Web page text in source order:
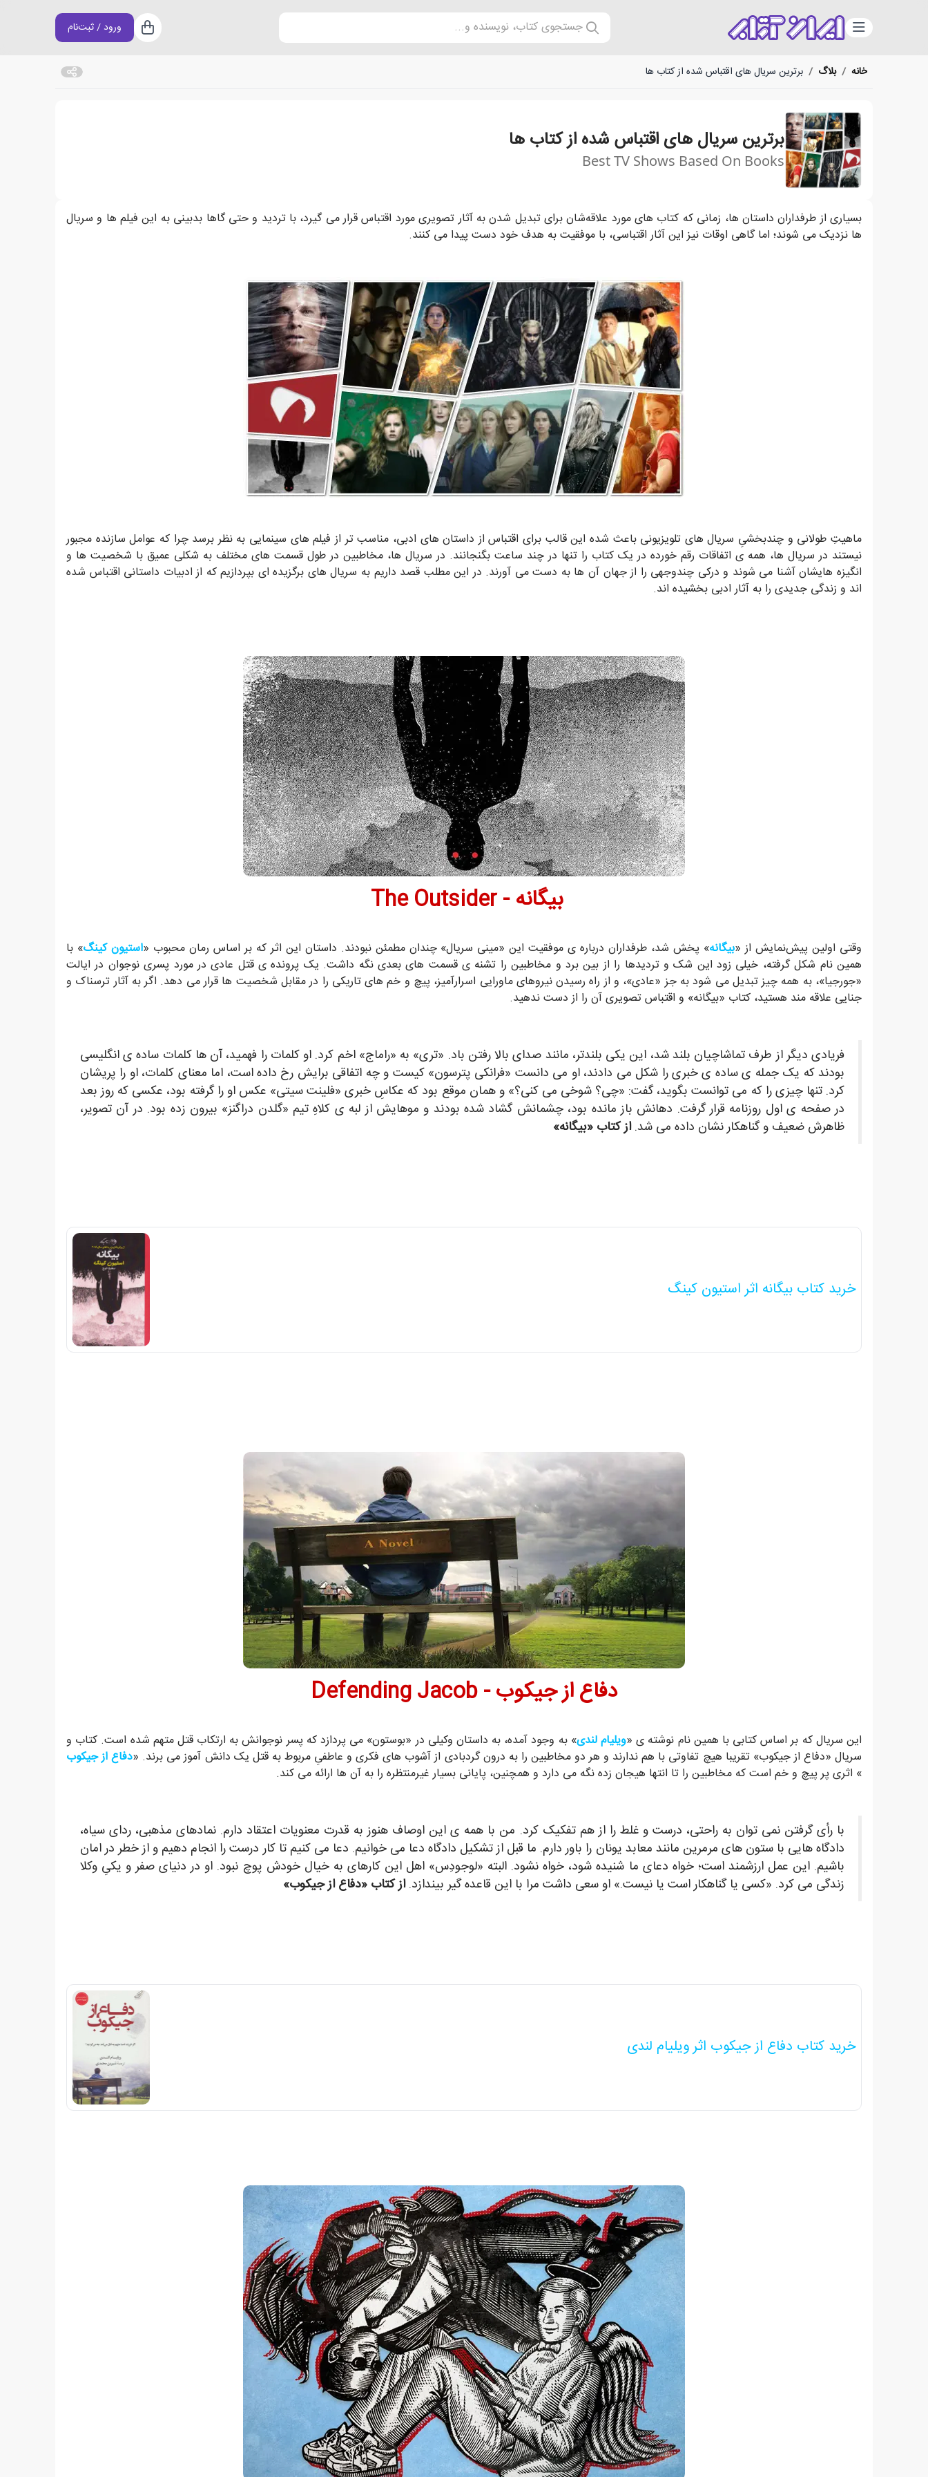
دسته‌بندی جستجوی کتاب، نویسنده و... سبد خرید
ورود / ثبت‌نام
خانه / بلاگ / برترین سریال های اقتباس شده از کتاب ها
برترین سریال های اقتباس شده از کتاب ها
Best TV Shows Based On Books
سریال های که از ادبیات داستانی اقتباس شده اند و زندگی جدیدی را به آثار ادبی بخشیده اند.
بسیاری از طرفداران داستان ها، زمانی که کتاب های مورد علاقه‌شان برای تبدیل شدن به آثار تصویری مورد اقتباس قرار می گیرد، با تردید و حتی گاها بدبینی به این فیلم ها و سریال
ها نزدیک می شوند؛ اما گاهی اوقات نیز این آثار اقتباسی، با موفقیت به هدف خود دست پیدا می کنند.
ماهیتِ طولانی و چندبخشیِ سریال های تلویزیونی باعث شده این قالب برای اقتباس از داستان های ادبی، مناسب تر از فیلم های سینمایی به نظر برسد چرا که عوامل سازنده مجبور
نیستند در سریال ها، همه ی اتفاقات رقم خورده در یک کتاب را تنها در چند ساعت بگنجانند. در سریال ها، مخاطبین در طول قسمت های مختلف به شکلی عمیق با شخصیت ها و
انگیزه هایشان آشنا می شوند و درکی چندوجهی را از جهان آن ها به دست می آورند. در این مطلب قصد داریم به سریال های برگزیده ای بپردازیم که از ادبیات داستانی اقتباس شده
اند و زندگی جدیدی را به آثار ادبی بخشیده اند.
بیگانه - The Outsider
وقتی اولین پیش‌نمایش از «بیگانه» پخش شد، طرفداران درباره ی موفقیت این «مینی سریال» چندان مطمئن نبودند. داستان این اثر که بر اساس رمان محبوب «استیون کینگ» با
همین نام شکل گرفته، خیلی زود این شک و تردیدها را از بین برد و مخاطبین را تشنه ی قسمت های بعدی نگه داشت. یک پرونده ی قتل عادی در مورد پسری نوجوان در ایالت
«جورجیا»، به همه چیز تبدیل می شود به جز «عادی»، و از راه رسیدن نیروهای ماورایی اسرارآمیز، پیچ و خم های تاریکی را در مقابل شخصیت ها قرار می دهد. اگر به آثار ترسناک و
جنایی علاقه مند هستید، کتاب «بیگانه» و اقتباس تصویری آن را از دست ندهید.
فریادی دیگر از طرف تماشاچیان بلند شد، این یکی بلندتر، مانند صدای بالا رفتن باد. «تری» به «راماج» اخم کرد. او کلمات را فهمید، آن ها کلمات ساده ی انگلیسی
بودند که یک جمله ی ساده ی خبری را شکل می دادند، او می دانست «فرانکی پترسون» کیست و چه اتفاقی برایش رخ داده است، اما معنای کلمات، او را پریشان
کرد. تنها چیزی را که می توانست بگوید، گفت: «چی؟ شوخی می کنی؟» و همان موقع بود که عکاسِ خبری «فلینت سیتی» عکس او را گرفته بود، عکسی که روز بعد
در صفحه ی اول روزنامه قرار گرفت. دهانش باز مانده بود، چشمانش گشاد شده بودند و موهایش از لبه ی کلاهِ تیم «گلدن دراگنز» بیرون زده بود. در آن تصویر،
ظاهرش ضعیف و گناهکار نشان داده می شد.از کتاب «بیگانه»
خرید کتاب بیگانه اثر استیون کینگ
دفاع از جیکوب - Defending Jacob
این سریال که بر اساس کتابی با همین نام نوشته ی «ویلیام لندی» به وجود آمده، به داستان وکیلی در «بوستون» می پردازد که پسر نوجوانش به ارتکاب قتل متهم شده است. کتاب و
سریال «دفاع از جیکوب» تقریبا هیچ تفاوتی با هم ندارند و هر دو مخاطبین را به درون گردبادی از آشوب های فکری و عاطفیِ مربوط به قتل یک دانش آموز می برند. «دفاع از جیکوب
» اثری پر پیچ و خم است که مخاطبین را تا انتها هیجان زده نگه می دارد و همچنین، پایانی بسیار غیرمنتظره را به آن ها ارائه می کند.
با رأی گرفتن نمی توان به راحتی، درست و غلط را از هم تفکیک کرد. من با همه ی این اوصاف هنوز به قدرت معنویات اعتقاد دارم. نمادهای مذهبی، ردای سیاه،
دادگاه هایی با ستون های مرمرین مانند معابد یونان را باور دارم. ما قبل از تشکیل دادگاه دعا می خوانیم. دعا می کنیم تا کار درست را انجام دهیم و از خطر در امان
باشیم. این عمل ارزشمند است؛ خواه دعای ما شنیده شود، خواه نشود. البته «لوجودِس» اهل این کارهای به خیال خودش پوچ نبود. او در دنیای صفر و یکیِ وکلا
زندگی می کرد. «کسی یا گناهکار است یا نیست.» او سعی داشت مرا با این قاعده گیر بیندازد.از کتاب «دفاع از جیکوب»
خرید کتاب دفاع از جیکوب اثر ویلیام لندی